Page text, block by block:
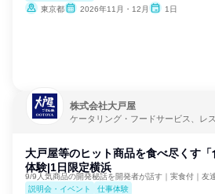
東京都
2026年11月・12月 1日
株式会社大戸屋
ケータリング・フードサービス、レ
大戸屋等のヒット商品を食べ尽くす「
体験|1日限定横浜
9/9人気商品の開発秘話を開発者が話す｜実食付｜友
説明会・イベント
仕事体験